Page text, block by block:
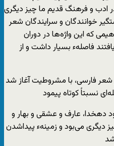
ادب و فرهنگ قدیم ما چیز دیگری
خوانندگان و سرایندگان شعر
که این واژه‌ها در دوران
فاصلهء بسیار داشت و از
شعر فارسی، با مشروطیت آغاز شد
دهخدا، عارف و عشقی و بهار و
دیگری می‌بود و زمینهء پیداشدن